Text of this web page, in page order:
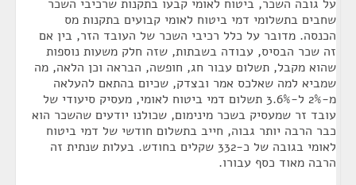
על גובה השכר, ביטוח לאומי קבעו בתקנות שרכיבי השכר
שחבים בתשלומי דמי ביטוח לאומי קבועים בתקנות מס
הכנסה. מדובר על כלל רכיבי השכר של העובד הזר, בין אם
זה שכר הבסיס, עבודה בשבתות, שזה חלק משעות נוספות
שהוא מקבל, תשלום עבור חג, חופשה, הבראה וכן הלאה, מה
שמביא למה שאלכס אמר ובצדק, שכיום בהתאם להעלאה
מ-2% ל-3.6% תשלום דמי ביטוח לאומי, מעסיק סיעודי של
עובד זר שמעסיק בשכר מינימום, שכולנו יודעים שהשכר הוא
כבר הרבה יותר גבוה, חייב בתשלום חודשי של דמי ביטוח
לאומי בגובה של כ-332 שקלים בחודש. בעלות שנתית זה
הרבה מאוד כסף עבורו.